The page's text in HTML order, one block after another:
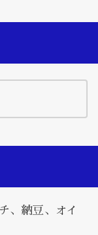
、納豆、オイ